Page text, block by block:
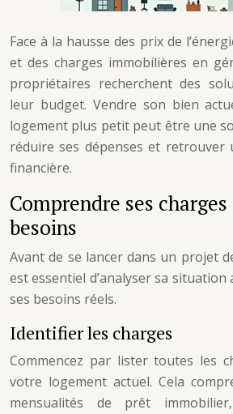
Face à la hausse des prix de
et des charges immobilières en
propriétaires recherchent des
leur budget. Vendre son bien
logement plus petit peut être une
réduire ses dépenses et retrouver
financière.
Comprendre ses charges
besoins
Avant de se lancer dans un projet
est essentiel d’analyser sa
ses besoins réels.
Identifier les charges
Commencez par lister toutes les
votre logement actuel. Cela
mensualités de prêt